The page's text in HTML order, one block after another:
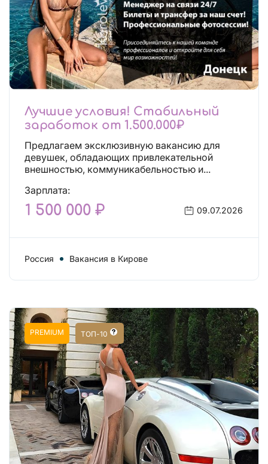
Лучшие условия! Стабильный
заработок от 1.500.000₽
Предлагаем эксклюзивную вакансию для
девушек, обладающих привлекательной
внешностью, коммуникабельностью и...
Зарплата:
1 500 000 ₽ 09.07.2026
Россия Вакансия в Кирове
PREMIUM ТОП-10